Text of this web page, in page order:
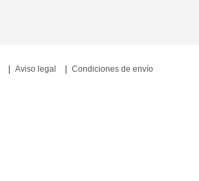
Aviso legal Condiciones de envío